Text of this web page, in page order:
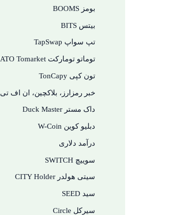
بومز BOOMS
بیتس BITS
تپ سواپ TapSwap
توماتو تومارکت TOMATO Tomarket
تون کپی TonCapy
خبر رمزارز، بلاکچین، ان اف تی
داک مستر Duck Master
دبلیو کوین W-Coin
درآمد دلاری
سوییچ SWITCH
سیتی هولدر CITY Holder
سید SEED
سیرکل Circle